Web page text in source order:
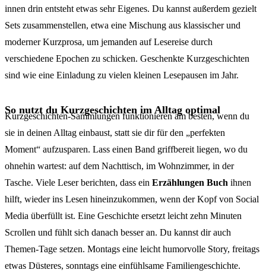
innen drin entsteht etwas sehr Eigenes. Du kannst außerdem gezielt
Sets zusammenstellen, etwa eine Mischung aus klassischer und
moderner Kurzprosa, um jemanden auf Lesereise durch
verschiedene Epochen zu schicken. Geschenkte Kurzgeschichten
sind wie eine Einladung zu vielen kleinen Lesepausen im Jahr.
So nutzt du Kurzgeschichten im Alltag optimal
Kurzgeschichten-Sammlungen funktionieren am besten, wenn du
sie in deinen Alltag einbaust, statt sie dir für den „perfekten
Moment“ aufzusparen. Lass einen Band griffbereit liegen, wo du
ohnehin wartest: auf dem Nachttisch, im Wohnzimmer, in der
Tasche. Viele Leser berichten, dass ein Erzählungen Buch ihnen
hilft, wieder ins Lesen hineinzukommen, wenn der Kopf von Social
Media überfüllt ist. Eine Geschichte ersetzt leicht zehn Minuten
Scrollen und fühlt sich danach besser an. Du kannst dir auch
Themen-Tage setzen. Montags eine leicht humorvolle Story, freitags
etwas Düsteres, sonntags eine einfühlsame Familiengeschichte.